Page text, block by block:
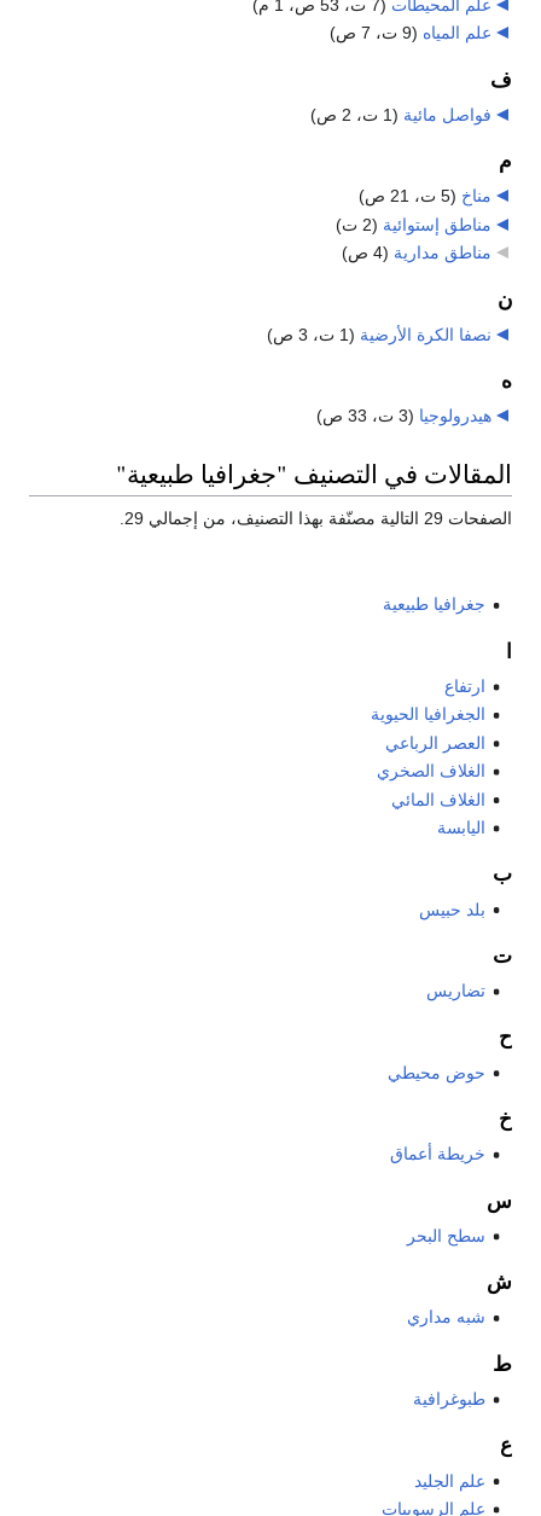
علم المحيطات (7 ت، 53 ص، 1 م)
علم المياه (9 ت، 7 ص)
ف
فواصل مائية (1 ت، 2 ص)
م
مناخ (5 ت، 21 ص)
مناطق إستوائية (2 ت)
مناطق مدارية (4 ص)
ن
نصفا الكرة الأرضية (1 ت، 3 ص)
ه
هيدرولوجيا (3 ت، 33 ص)
المقالات في التصنيف "جغرافيا طبيعية"
الصفحات 29 التالية مصنّفة بهذا التصنيف، من إجمالي 29.
جغرافيا طبيعية
ارتفاع
الجغرافيا الحيوية
العصر الرباعي
الغلاف الصخري
الغلاف المائي
اليابسة
ب
بلد حبيس
ت
تضاريس
ح
حوض محيطي
خ
خريطة أعماق
س
سطح البحر
ش
شبه مداري
ط
طبوغرافية
ع
علم الجليد
علم الرسوبيات